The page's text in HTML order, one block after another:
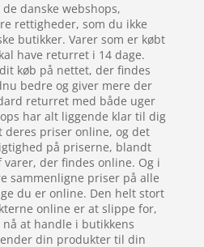
danske webshops,
rettigheder, som du ikke
butikker. Varer som er købt
have returret i 14 dage.
køb på nettet, der findes
bedre og giver mere der
returret med både uger
har alt liggende klar til dig
deres priser online, og det
på priserne, blandt
der findes online. Og i
sammenligne priser på alle
du er online. Den helt stort
online er at slippe for,
at handle i butikkens
din produkter til din